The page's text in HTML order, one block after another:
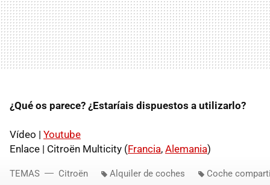
¿Qué os parece? ¿Estaríais dispuestos a utilizarlo?
Vídeo | Youtube
Enlace | Citroën Multicity (Francia, Alemania)
TEMAS Citroën Alquiler de coches Coche